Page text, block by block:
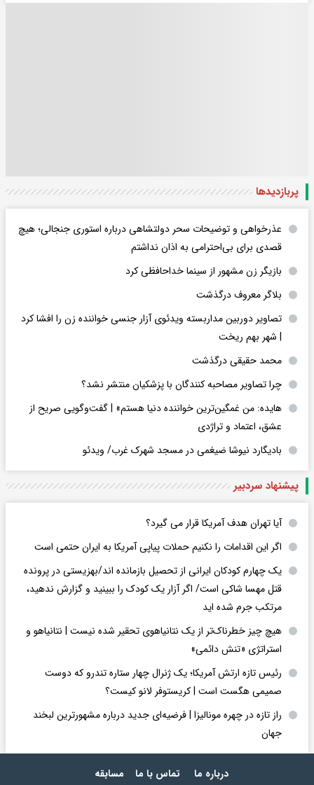
پربازدید‌ها
عذرخواهی و توضیحات سحر دولتشاهی درباره استوری جنجالی؛ هیچ
قصدی برای بی‌احترامی به اذان نداشتم
بازیگر زن مشهور از سینما خداحافظی کرد
بلاگر معروف درگذشت
تصاویر دوربین مداربسته ویدئوی آزار جنسی خواننده زن را افشا کرد
| شهر بهم ریخت
محمد حقیقی درگذشت
چرا تصاویر مصاحبه کنندگان با پزشکیان منتشر نشد؟
هایده: من غمگین‌ترین خواننده دنیا هستم» | گفت‌وگویی صریح از
عشق، اعتماد و تراژدی
بادیگارد نیوشا ضیغمی در مسجد شهرک غرب/ ویدئو
پیشنهاد سردبیر
آیا تهران هدف آمریکا قرار می گیرد؟
اگر این اقدامات را نکنیم حملات پیاپی آمریکا به ایران حتمی است
یک چهارم کودکان ایرانی از تحصیل بازمانده اند/بهزیستی در پرونده
قتل مهسا شاکی است/ اگر آزار یک کودک را ببینید و گزارش ندهید،
مرتکب جرم شده اید
هیچ چیز خطرناک‌تر از یک نتانیاهوی تحقیر شده نیست | نتانیاهو و
استراتژی «تنش دائمی»
رئیس تازه ارتش آمریکا؛ یک ژنرال چهار ستاره تندرو که دوست
صمیمی هگست است | کریستوفر لانو کیست؟
راز تازه در چهره مونالیزا | فرضیه‌ای جدید درباره مشهورترین لبخند
جهان
درباره ما تماس با ما مسابقه